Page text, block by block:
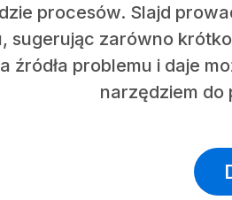
procesów. Slajd
sugerując zarówno
źródła problemu i daje
narzędziem